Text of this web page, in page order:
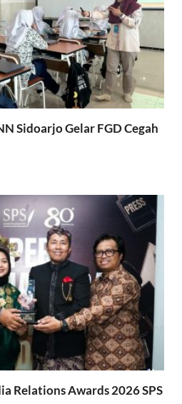
Sidoarjo Gelar FGD Cegah
Relations Awards 2026 SPS